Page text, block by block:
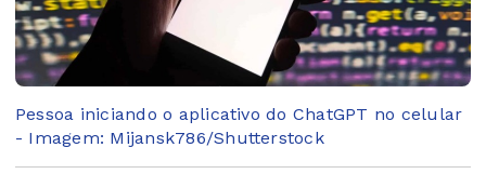
Pessoa iniciando o aplicativo do ChatGPT no celular
- Imagem: Mijansk786/Shutterstock